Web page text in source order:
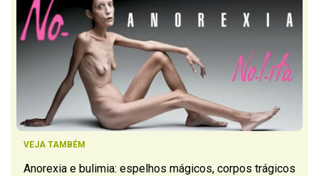
VEJA TAMBÉM
Anorexia e bulimia: espelhos mágicos, corpos trágicos